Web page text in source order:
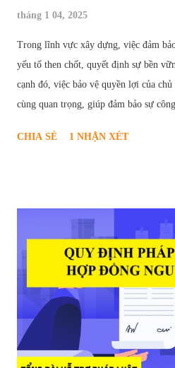
tháng 1 04, 2025
Trong lĩnh vực xây dựng, việc đảm
yếu tố then chốt, quyết định sự bền
cạnh đó, việc bảo vệ quyền lợi của
cùng quan trọng, giúp đảm bảo sự
thành một điều khoản phổ biến, được
và toàn diện về quy định giữ lại tiền
Khi nào được giữ tiền bảo hành nhà ở
Tiền Bảo Hành Công Trình Tiền bảo
sau khi công trình hoàn thành. Khoản
"cam kết" từ phía nhà t...
CHIA SẺ 1 NHẬN XÉT